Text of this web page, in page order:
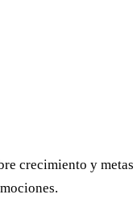
crecimiento y